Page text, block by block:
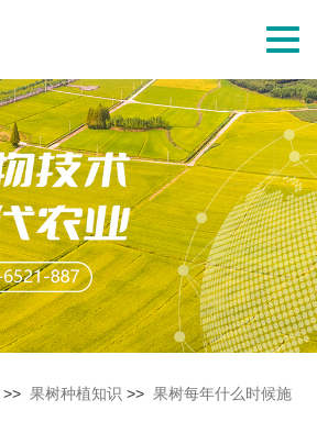
切
导
航
>> 果树种植知识 >> 果树每年什么时候施